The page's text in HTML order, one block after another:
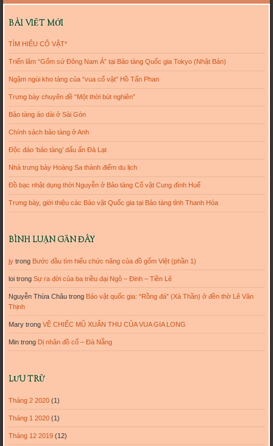
BÀI VIẾT MỚI
TÌM HIỂU CỔ VẬT*
Triển lãm “Gốm sứ Đông Nam Á” tại Bảo tàng Quốc gia Tokyo (Nhật Bản)
Ngậm ngùi kho tàng của “vua cổ vật” Hồ Tấn Phan
Trưng bày chuyên đề “Một thời bút nghiên”
Bảo tàng áo dài ở Sài Gòn
Chính sách bảo tàng ở Anh
Độc đáo ‘bảo tàng’ dấu ấn Đà Lạt
Nhà trưng bày Hoàng Sa thành điểm du lịch
Đồ bạc nhật dụng thời Nguyễn ở Bảo tàng Cổ vật Cung đình Huế
Trưng bày, giới thiệu các Bảo vật Quốc gia tại Bảo tàng tỉnh Thanh Hóa
BÌNH LUẬN GẦN ĐÂY
jytrong Bước đầu tìm hiểu chức năng của đồ gốm Việt (phần 1)
loitrong Sự ra đời của ba triều đại Ngô – Đinh – Tiền Lê
Nguyễn Thừa Châutrong Bảo vật quốc gia: “Rồng đá” (Xà Thần) ở đền thờ Lê Văn
Thịnh
Marytrong VỀ CHIẾC MŨ XUÂN THU CỦA VUA GIA LONG
Mintrong Dị nhân đồ cổ – Đà Nẵng
LƯU TRỮ
Tháng 2 2020(1)
Tháng 1 2020(1)
Tháng 12 2019(12)